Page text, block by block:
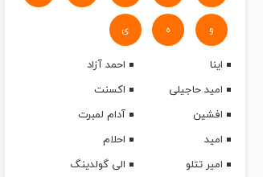
و ه ی
اینا
احمد آزاد
امید حاجیلی
اکسنت
افشین
آدام لمبرت
امید
احلام
امیر تتلو
الی گولدینگ